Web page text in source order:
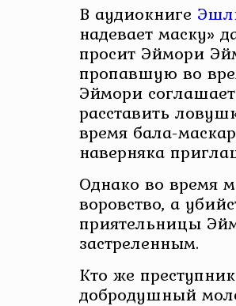
В аудиокниге
надевает маску»
просит Эймори
пропавшую во
Эймори
расставить
время бала-
наверняка
Однако во время
воровство, а
приятельницы
застреленным.
Кто же
добродушный